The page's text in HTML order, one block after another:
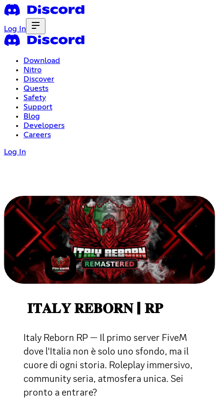
Log In
Download
Nitro
Discover
Quests
Safety
Support
Blog
Developers
Careers
Log In
𝐈𝐓𝐀𝐋𝐘 𝐑𝐄𝐁𝐎𝐑𝐍 | 𝐑𝐏
Italy Reborn RP — Il primo server FiveM
dove l'Italia non è solo uno sfondo, ma il
cuore di ogni storia. Roleplay immersivo,
community seria, atmosfera unica. Sei
pronto a entrare?